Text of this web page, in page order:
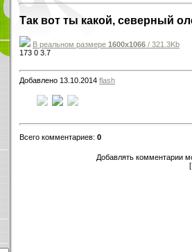
Так вот ты какой, северный
В реальном размере 1600x1066 / 321.3Kb
173 0 3.7
Добавлено 13.10.2014 flash
Всего комментариев: 0
Добавлять комментарии
[